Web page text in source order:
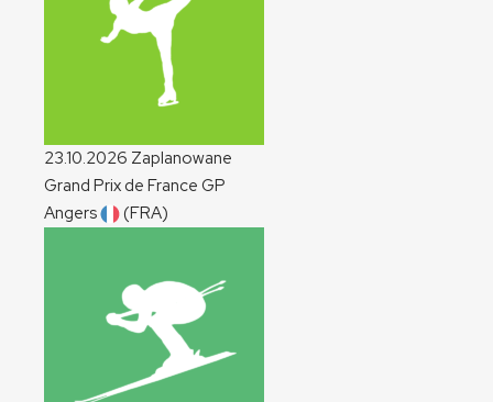
23.10.2026 Zaplanowane
Grand Prix de France GP
Angers
(FRA)